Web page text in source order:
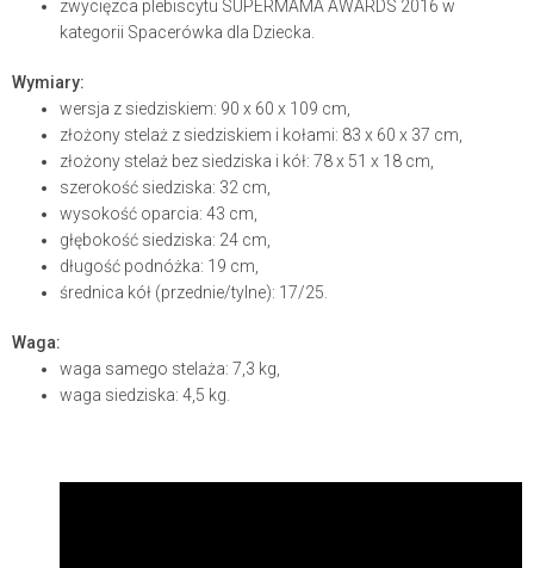
zwycięzca plebiscytu SUPERMAMA AWARDS 2016 w
kategorii Spacerówka dla Dziecka.
Wymiary:
wersja z siedziskiem: 90 x 60 x 109 cm,
złożony stelaż z siedziskiem i kołami: 83 x 60 x 37 cm,
złożony stelaż bez siedziska i kół: 78 x 51 x 18 cm,
szerokość siedziska: 32 cm,
wysokość oparcia: 43 cm,
głębokość siedziska: 24 cm,
długość podnóżka: 19 cm,
średnica kół (przednie/tylne): 17/25.
Waga:
waga samego stelaża: 7,3 kg,
waga siedziska: 4,5 kg.